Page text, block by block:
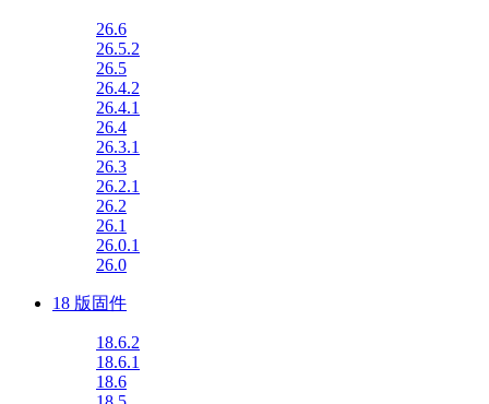
26.6
26.5.2
26.5
26.4.2
26.4.1
26.4
26.3.1
26.3
26.2.1
26.2
26.1
26.0.1
26.0
18 版固件
18.6.2
18.6.1
18.6